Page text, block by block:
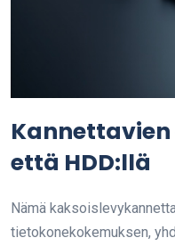
Kannettavien
että HDD:llä
Nämä
tietokonekokemuksen,